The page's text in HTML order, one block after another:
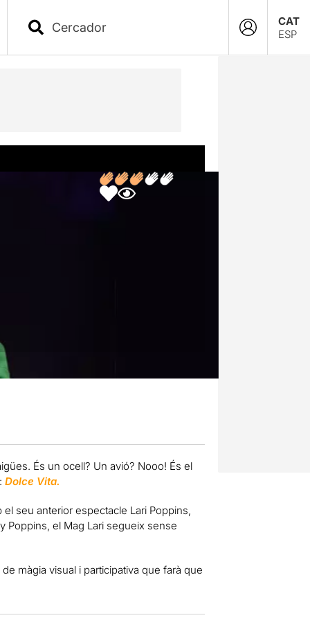
CAT
ESP
És un ocell? Un avió? Nooo! És el
Dolce Vita.
seu anterior espectacle Lari Poppins,
Poppins, el Mag Lari segueix sense
màgia visual i participativa que farà que